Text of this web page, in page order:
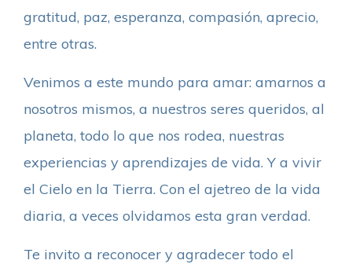
gratitud, paz, esperanza, compasión, aprecio,
entre otras.
Venimos a este mundo para amar: amarnos a
nosotros mismos, a nuestros seres queridos, al
planeta, todo lo que nos rodea, nuestras
experiencias y aprendizajes de vida. Y a vivir
el Cielo en la Tierra. Con el ajetreo de la vida
diaria, a veces olvidamos esta gran verdad.
Te invito a reconocer y agradecer todo el